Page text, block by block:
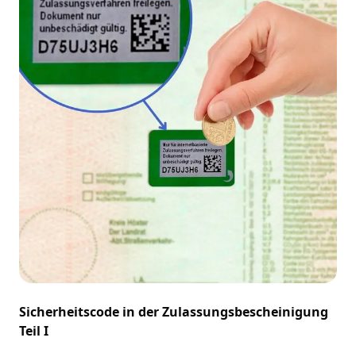
Sicherheitscode in der Zulassungsbescheinigung
Teil I